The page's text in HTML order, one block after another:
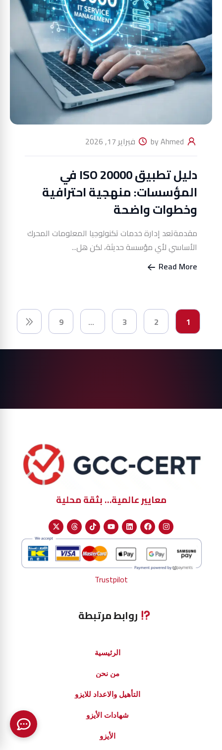
فبراير 17, 2026
دليل تطبيق ISO 20000 في
المؤسسات: منهجية احترافية
وخطوات واضحة
مقدمةتعد إدارة خدمات تكنولوجيا المعلومات المحرك
الأساسي لأي مؤسسة حديثة، لكن هل...
Read More
1
2
3
…
9
معايير عالمية… بثقة محلية
Trustpilot
الرئيسية
من نحن
التأهيل والاعداد للايزو
شهادات الأيزو
الأيزو
روابط مرتبطة